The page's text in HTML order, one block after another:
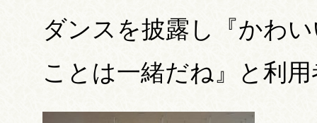
ダンスを披露し『かわ
ことは一緒だね』と利